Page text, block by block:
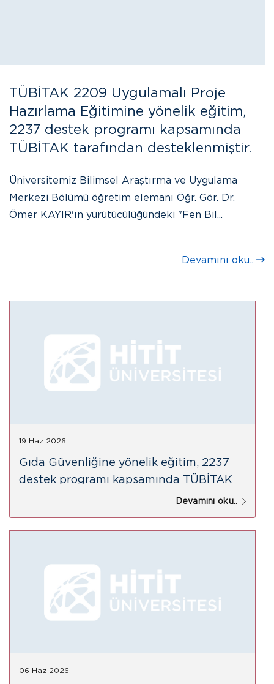
TÜBİTAK 2209 Uygulamalı Proje
Hazırlama Eğitimine yönelik eğitim,
2237 destek programı kapsamında
TÜBİTAK tarafından desteklenmiştir.
Üniversitemiz Bilimsel Araştırma ve Uygulama
Merkezi Bölümü öğretim elemanı Öğr. Gör. Dr.
Ömer KAYIR'ın yürütücülüğündeki "Fen Bil...
Devamını oku..
19 Haz 2026
Gıda Güvenliğine yönelik eğitim, 2237
destek programı kapsamında TÜBİTAK
Devamını oku..
06 Haz 2026